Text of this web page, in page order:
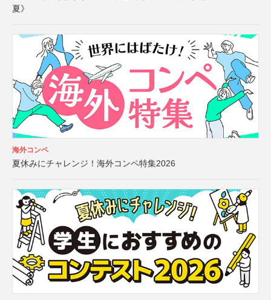
夏》
海外コンペ
夏休みにチャレンジ！海外コンペ特集2026